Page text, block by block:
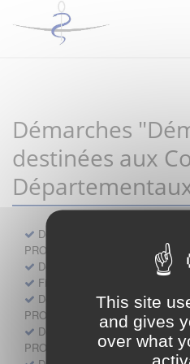
This site
and gives
over what
Démarches
destinées aux
Déclaration préalable
PROFESSIONNEL
Demande d'exemption de garde
Fiche de signalement d'agression
Demande d’autorisation de se
PROFESSIONNEL
Demande d'autorisation de
PROFESSIONNEL